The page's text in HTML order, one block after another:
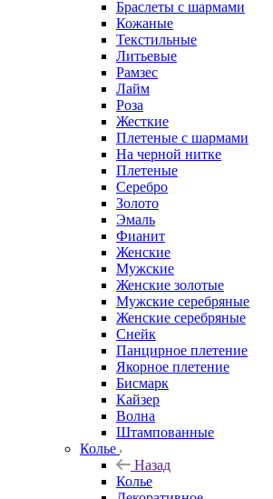
Браслеты с шармами
Кожаные
Текстильные
Литьевые
Рамзес
Лайм
Роза
Жесткие
Плетеные с шармами
На черной нитке
Плетеные
Серебро
Золото
Эмаль
Фианит
Женские
Мужские
Женские золотые
Мужские серебряные
Женские серебряные
Снейк
Панцирное плетение
Якорное плетение
Бисмарк
Кайзер
Волна
Штампованные
Колье
Назад
Колье